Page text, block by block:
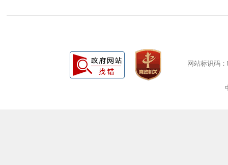
网站标识码